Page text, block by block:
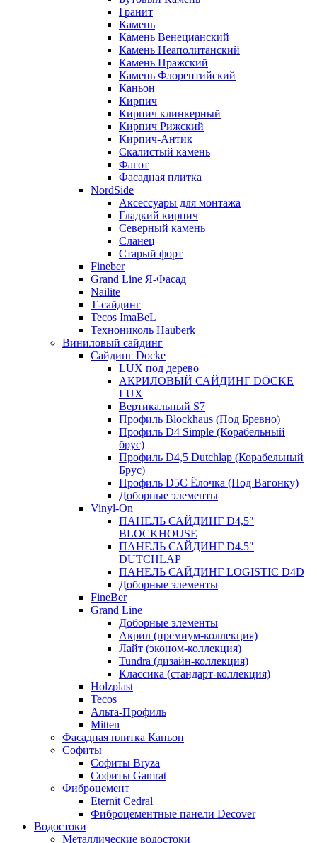
Гранит
Камень
Камень Венецианский
Камень Неаполитанский
Камень Пражский
Камень Флорентийский
Каньон
Кирпич
Кирпич клинкерный
Кирпич Рижский
Кирпич-Антик
Скалистый камень
Фагот
Фасадная плитка
NordSide
Аксессуары для монтажа
Гладкий кирпич
Северный камень
Сланец
Старый форт
Fineber
Grand Line Я-Фасад
Nailite
Т-сайдинг
Tecos ImaBeL
Технониколь Hauberk
Виниловый сайдинг
Сайдинг Docke
LUX под дерево
АКРИЛОВЫЙ САЙДИНГ DÖCKE
LUX
Вертикальный S7
Профиль Blockhaus (Под Бревно)
Профиль D4 Simple (Корабельный
брус)
Профиль D4,5 Dutchlap (Корабельный
Брус)
Профиль D5C Ёлочка (Под Вагонку)
Доборные элементы
Vinyl-On
ПАНЕЛЬ САЙДИНГ D4,5″
BLOCKHOUSE
ПАНЕЛЬ САЙДИНГ D4.5″
DUTCHLAP
ПАНЕЛЬ САЙДИНГ LOGISTIC D4D
Доборные элементы
FineBer
Grand Line
Доборные элементы
Акрил (премиум-коллекция)
Лайт (эконом-коллекция)
Tundra (дизайн-коллекция)
Классика (стандарт-коллекция)
Holzplast
Tecos
Альта-Профиль
Mitten
Фасадная плитка Каньон
Софиты
Софиты Bryza
Софиты Gamrat
Фиброцемент
Eternit Cedral
Фиброцементные панели Decover
Водостоки
Металлические водостоки